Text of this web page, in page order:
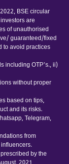
BSE circular
are
of unauthorised
guaranteed/fixed
to avoid practices
including OTP’s., ii)
without proper
based on tips,
and its risks.
Telegram,
from
by the